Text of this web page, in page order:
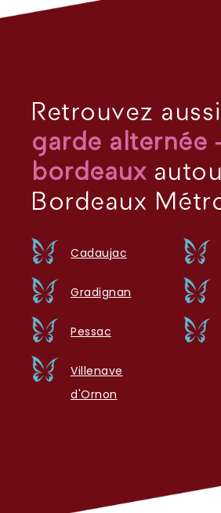
Retrouvez
garde alternée
bordeaux
Bordeaux
Cadaujac
Gradignan
Pessac
Villenave
d'Ornon